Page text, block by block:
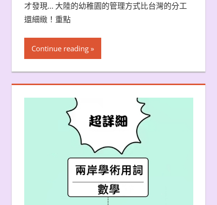
才發現… 大陸的幼稚園的管理方式比台灣的分工
還細緻！重點
Continue reading